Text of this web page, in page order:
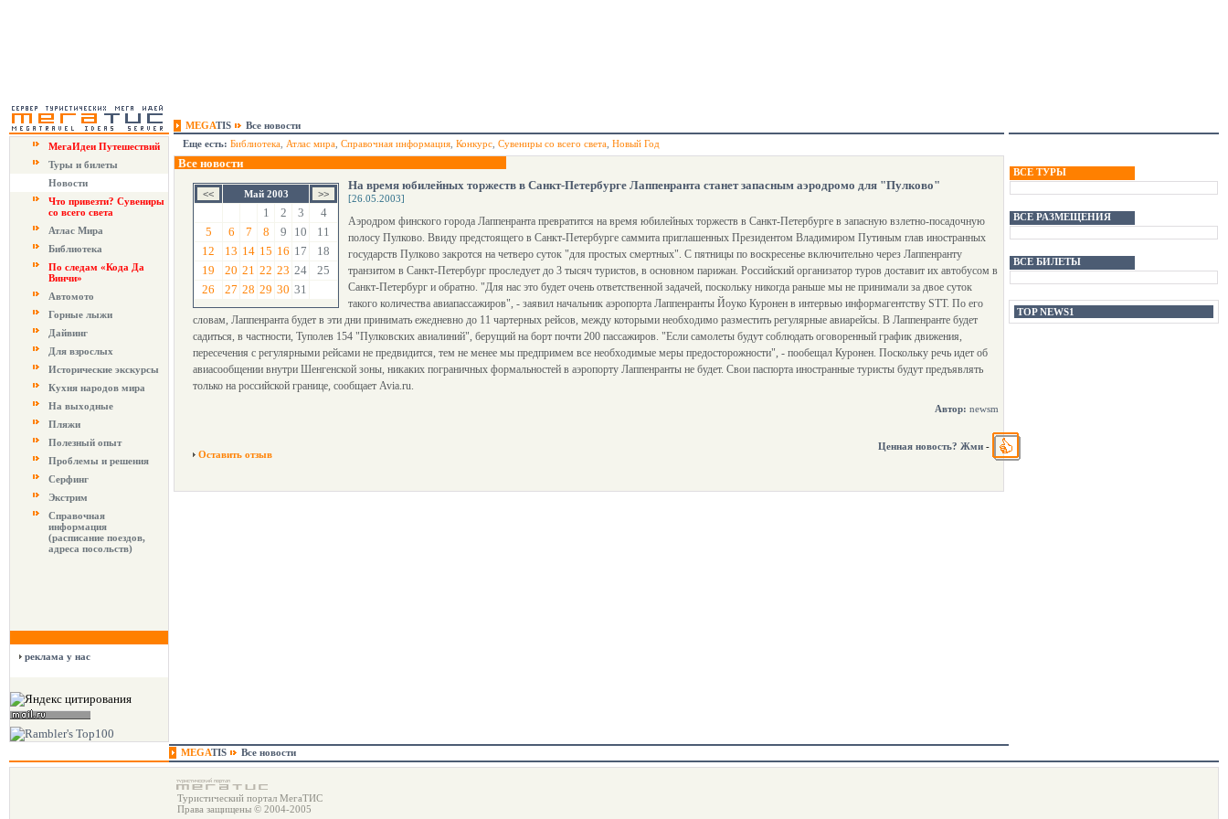
MEGATIS
Все новости
МегаИдеи Путешествий
Туры и билеты
Новости
Что привезти? Сувениры
со всего света
Атлас Мира
Библиотека
По следам «Кода Да
Винчи»
Автомото
Горные лыжи
Дайвинг
Для взрослых
Исторические экскурсы
Кухня народов мира
На выходные
Пляжи
Полезный опыт
Проблемы и решения
Серфинг
Экстрим
Справочная
информация
(расписание поездов,
адреса посольств)
реклама у нас
Еще есть: Библиотека Атлас мира Справочная информация Конкурс Сувениры со всего света Новый Год
Все новости
Май 2003
1 2 3
4
5
6 7 8 9 10
11
12
13 14 15 16 17
18
19
20 21 22 23 24
25
26
27 28 29 30 31
На время юбилейных торжеств в Санкт-Петербурге Лаппенранта станет запасным аэродромо для "Пулково"
[26.05.2003]
Аэродром финского города Лаппенранта превратится на время юбилейных торжеств в Санкт-Петербурге в запасную взлетно-посадочную
полосу Пулково. Ввиду предстоящего в Санкт-Петербурге саммита приглашенных Президентом Владимиром Путиным глав иностранных
государств Пулково закротся на четверо суток "для простых смертных". С пятницы по воскресенье включительно через Лаппенранту
транзитом в Санкт-Петербург проследует до 3 тысяч туристов, в основном парижан. Российский организатор туров доставит их автобусом в
Санкт-Петербург и обратно. "Для нас это будет очень ответственной задачей, поскольку никогда раньше мы не принимали за двое суток
такого количества авиапассажиров", - заявил начальник аэропорта Лаппенранты Йоуко Куронен в интервью информагентству STT. По его
словам, Лаппенранта будет в эти дни принимать ежедневно до 11 чартерных рейсов, между которыми необходимо разместить регулярные авиарейсы. В Лаппенранте будет
садиться, в частности, Туполев 154 "Пулковских авиалиний", берущий на борт почти 200 пассажиров. "Если самолеты будут соблюдать оговоренный график движения,
пересечения с регулярными рейсами не предвидится, тем не менее мы предпримем все необходимые меры предосторожности", - пообещал Куронен. Поскольку речь идет об
авиасообщении внутри Шенгенской зоны, никаких пограничных формальностей в аэропорту Лаппенранты не будет. Свои паспорта иностранные туристы будут предъявлять
только на российской границе, сообщает Avia.ru.
Автор: newsm
Оставить отзыв
Ценная новость? Жми -
ВСЕ ТУРЫ
ВСЕ РАЗМЕЩЕНИЯ
ВСЕ БИЛЕТЫ
TOP NEWS1
MEGATIS Все новости
Туристический портал МегаТИС
Права защищены © 2004-2005